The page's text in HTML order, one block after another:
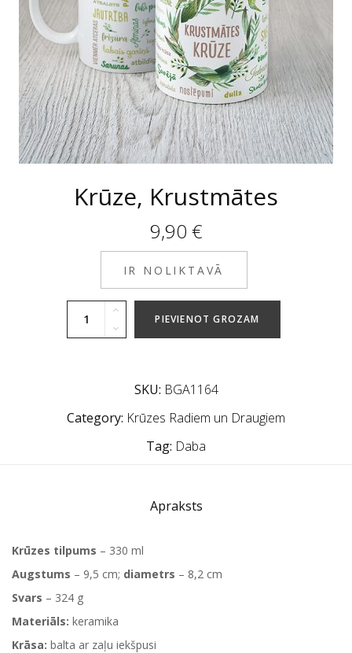
Krūze, Krustmātes
9,90 €
IR NOLIKTAVĀ
PIEVIENOT GROZAM
SKU: BGA1164
Category: Krūzes Radiem un Draugiem
Tag: Daba
Apraksts
Krūzes tilpums – 330 ml
Augstums – 9,5 cm; diametrs – 8,2 cm
Svars – 324 g
Materiāls: keramika
Krāsa: balta ar zaļu iekšpusi